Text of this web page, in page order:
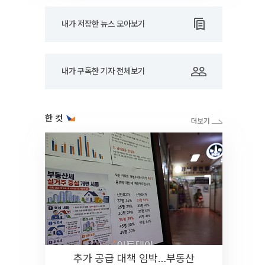
내가 저장한 뉴스 모아보기
내가 구독한 기자 전체보기
한 컷
추가 공급 대책 임박…부동산